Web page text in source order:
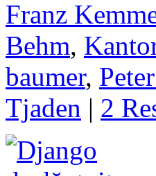
Franz
Behm,
baumer,
Tjaden | 2